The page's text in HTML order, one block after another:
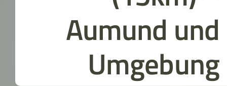
Aumund und
Umgebung